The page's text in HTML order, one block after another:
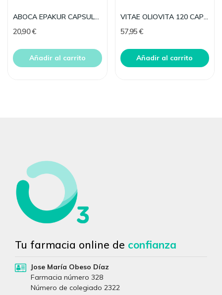
ABOCA EPAKUR CAPSULAS 50 CAPSULAS
20,90 €
Añadir al carrito
VITAE OLIOVITA 120 CAPS 500 MG
57,95 €
Añadir al carrito
Tu farmacia online de confianza
Jose María Obeso Díaz
Farmacia número 328
Número de colegiado 2322